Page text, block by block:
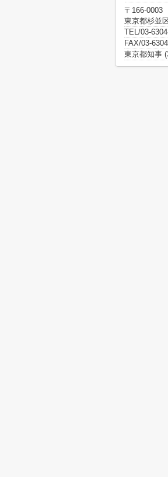
〒166-0003
東京都杉並
TEL/03-
FAX/03-
東京都知事